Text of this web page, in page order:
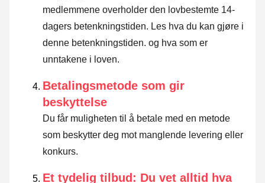
medlemmene overholder den lovbestemte 14-
dagers betenkningstiden. Les hva du kan gjøre i
denne betenkningstiden. og hva som er
unntakene i loven.
Betalingsmetode som gir
beskyttelse
Du får muligheten til å betale med en metode
som beskytter deg mot manglende levering eller
konkurs.
Et tydelig tilbud: Du vet alltid hva